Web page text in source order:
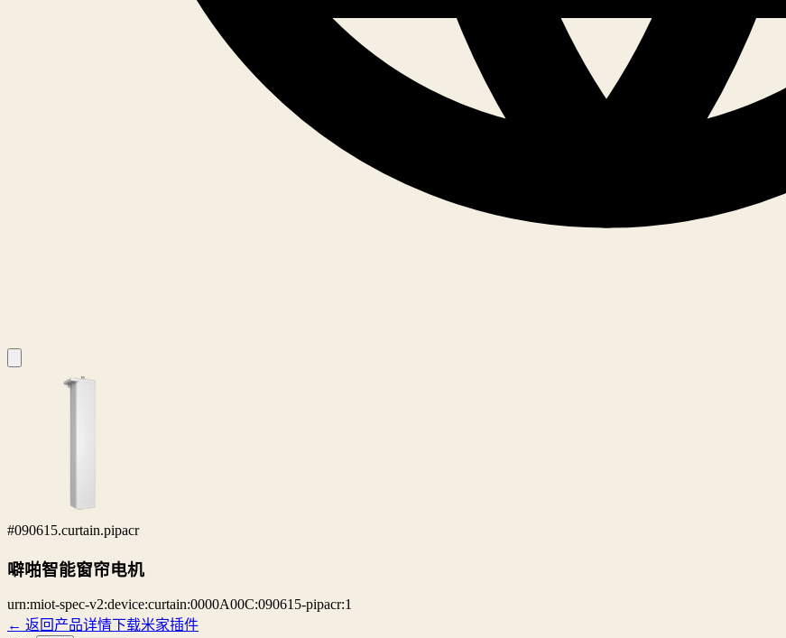
#090615.curtain.pipacr
噼啪智能窗帘电机
urn:miot-spec-v2:device:curtain:0000A00C:090615-pipacr:1
← 返回产品详情下载米家插件